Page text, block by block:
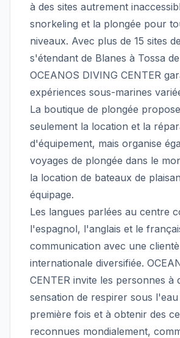
à des sites autrement
snorkeling et la plongée pour
niveaux. Avec plus de 15 sites
s'étendant de Blanes à Tossa
OCEANOS DIVING CENTER
expériences sous-marines
La boutique de plongée
seulement la location et la
d'équipement, mais organise
voyages de plongée dans le
la location de bateaux de
équipage.
Les langues parlées au centre
l'espagnol, l'anglais et le
communication avec une
internationale diversifiée.
CENTER invite les personnes à
sensation de respirer sous
première fois et à obtenir des
reconnues mondialement,